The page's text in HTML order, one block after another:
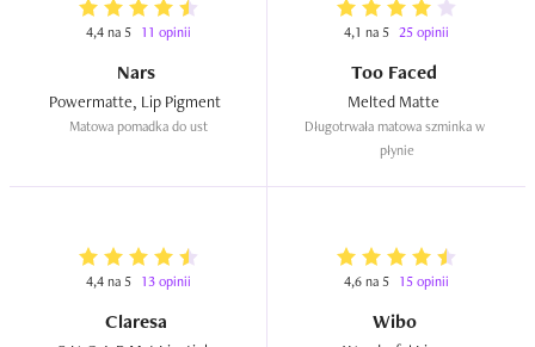
4,4 na 5 11 opinii
Nars
Matowa pomadka do ust
4,1 na 5 25 opinii
Too Faced
Długotrwała matowa szminka w
płynie
4,4 na 5 13 opinii
Claresa
4,6 na 5 15 opinii
Wibo